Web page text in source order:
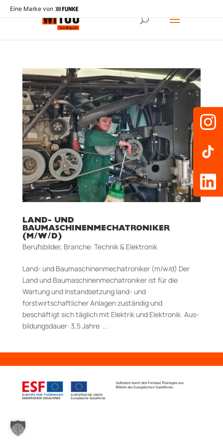
Eine Marke von
LAND- UND
BAUMASCHINENMECHATRONIKER
(M/W/D)
Berufsbilder, Branche: Technik & Elektronik
Land- und Baumaschinenmechatroniker (m/w/d) Der
Land­ und Baumaschinenmechatroniker ist für die
Wartung und Instandsetzung land-­ und
forstwirtschaftlicher Anlagen zuständig und
beschäftigt sich täglich mit Elektrik und Elektronik. Aus­
bildungs­dauer: 3,5 Jahre ...